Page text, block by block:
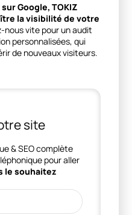
Google, TOKIZ
la visibilité de votre
nous vite pour un audit
personnalisées, qui
de nouveaux visiteurs.
site
& SEO complète
pour aller
le souhaitez